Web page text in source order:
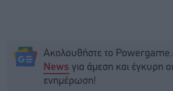
Ακολουθήστε το
News για άμεση και έγκυρη
ενημέρωση!